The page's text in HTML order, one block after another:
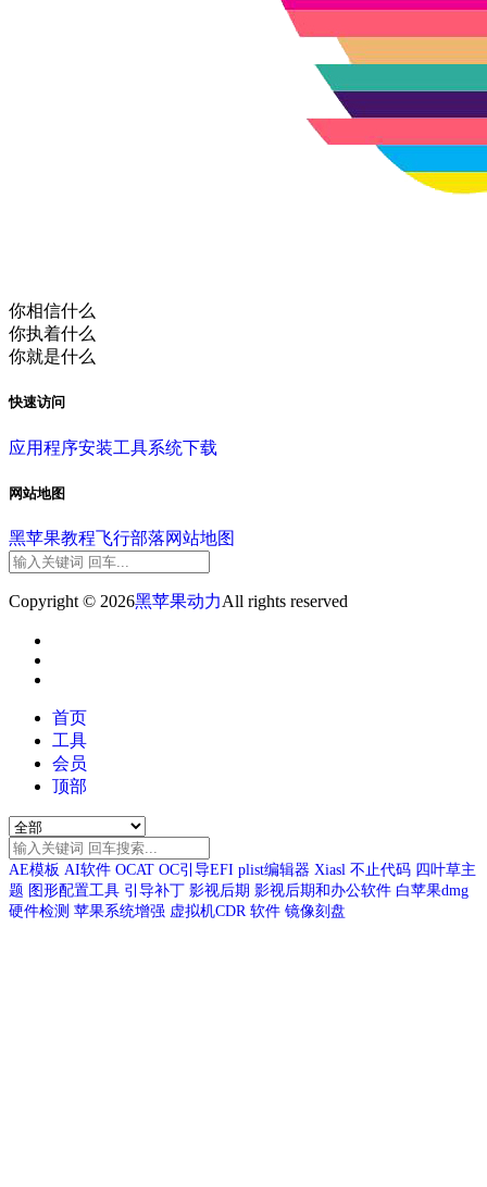
你相信什么
你执着什么
你就是什么
快速访问
应用程序安装工具系统下载
网站地图
黑苹果教程飞行部落网站地图
Copyright © 2026黑苹果动力All rights reserved
首页
工具
会员
顶部
AE模板 AI软件 OCAT OC引导EFI plist编辑器 Xiasl 不止代码 四叶草主
题 图形配置工具 引导补丁 影视后期 影视后期和办公软件 白苹果dmg
硬件检测 苹果系统增强 虚拟机CDR 软件 镜像刻盘